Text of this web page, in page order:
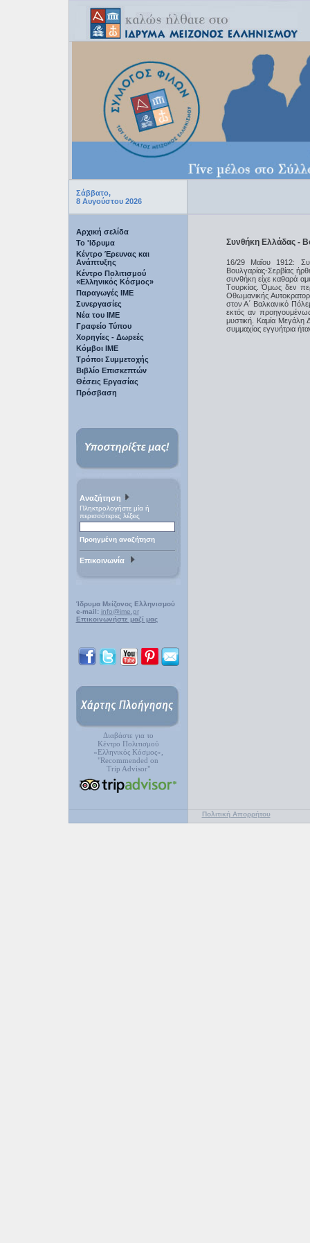
Σάββατο,
8 Αυγούστου 2026
Αρχική σελίδα
Το 'Ιδρυμα
Κέντρο Έρευνας και
Ανάπτυξης
Κέντρο Πολιτισμού
«Ελληνικός Κόσμος»
Παραγωγές IME
Συνεργασίες
Νέα του ΙΜΕ
Γραφείο Τύπου
Χορηγίες - Δωρεές
Κόμβοι ΙΜΕ
Τρόποι Συμμετοχής
Βιβλίο Επισκεπτών
Θέσεις Εργασίας
Πρόσβαση
Αναζήτηση
Πληκτρολογήστε μία ή
περισσότερες λέξεις
Προηγμένη αναζήτηση
Επικοινωνία
Ίδρυμα Μείζονος Ελληνισμού
e-mail: info@ime.gr
Επικοινωνήστε μαζί μας
Διαβάστε για το
Κέντρο Πολιτισμού
«Ελληνικός Κόσμος»,
"Recommended on
Trip Advisor"
Συνθήκη Ελλάδας -
16/29 Μαΐου 1912:
Βουλγαρίας-Σερβίας
συνθήκη είχε καθαρά
Tουρκίας. Όμως δεν
Οθωμανικής
στον Α΄ Bαλκανικό
εκτός αν
μυστική. Καμία Μεγάλη
συμμαχίας εγγυήτρια
Πολιτική Απορρήτου